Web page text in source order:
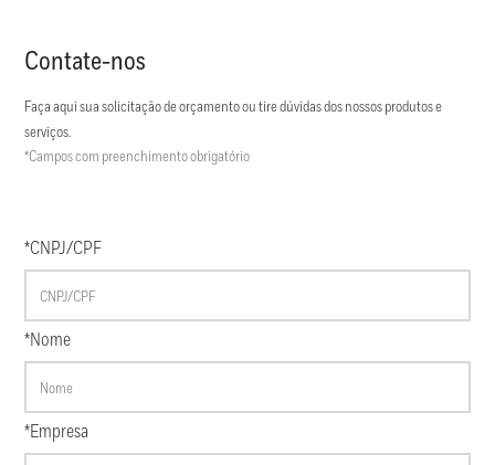
Contate-nos
Faça aqui sua solicitação de orçamento ou tire dúvidas dos nossos produtos e
serviços.
*Campos com preenchimento obrigatório
*CNPJ/CPF
*Nome
*Empresa